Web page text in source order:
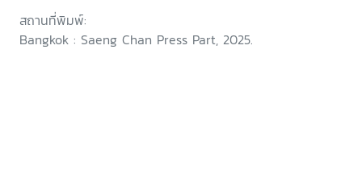
สถานที่พิมพ์:
Bangkok : Saeng Chan Press Part, 2025.